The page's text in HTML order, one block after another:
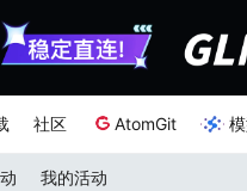
社区 AtomGit
我的活动